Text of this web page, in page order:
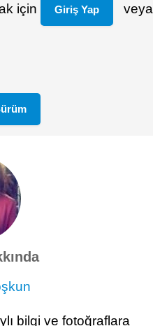
için Giriş Yap veya
bilgi ve fotoğraflara